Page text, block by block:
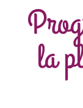
la